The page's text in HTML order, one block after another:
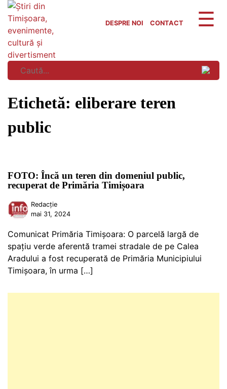
Skip
content
DESPRE NOI CONTACT
Etichetă: eliberare teren
public
FOTO: Încă un teren din domeniul public,
recuperat de Primăria Timișoara
Redacție
mai 31, 2024
Comunicat Primăria Timișoara: O parcelă largă de
spațiu verde aferentă tramei stradale de pe Calea
Aradului a fost recuperată de Primăria Municipiului
Timișoara, în urma […]